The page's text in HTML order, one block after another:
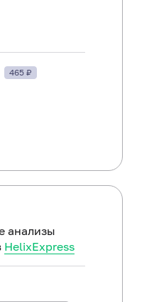
взятия
или через 2-3
465 ₽
анализы
HelixExpress